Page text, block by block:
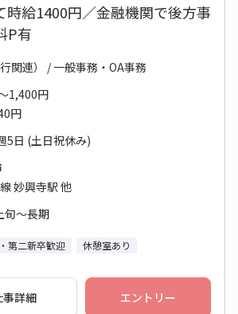
時給1400円／金融機関で後方事
P有
関連） / 一般事務・OA事務
1,400円
円
5日 (土日祝休み)
妙興寺駅 他
旬～長期
第二新卒歓迎 休憩室あり
事詳細 エントリー